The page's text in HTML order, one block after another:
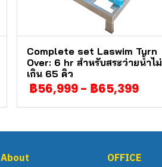
Complete set Laswim Turn
Over: 6 hr สำหรับสระว่ายน้ำไม่
เกิน 65 คิว
฿56,999- ฿65,399
About OFFICE